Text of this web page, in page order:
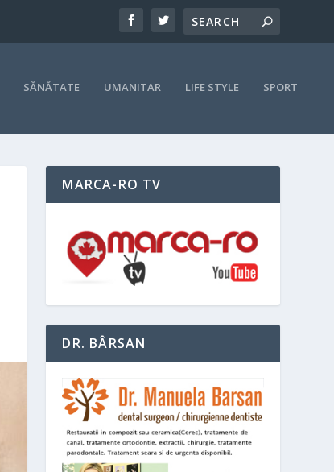
SĂNĂTATE UMANITAR LIFE STYLE SPORT
MARCA-RO TV
DR. BÂRSAN